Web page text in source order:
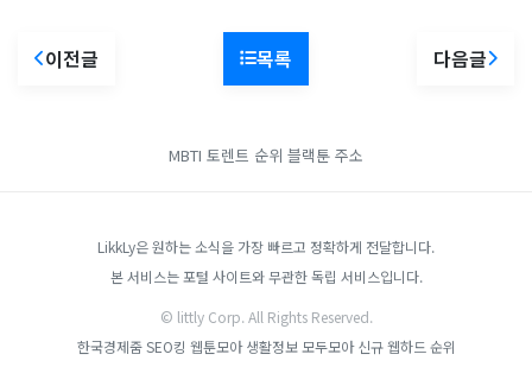
이전글 목록 다음글
MBTI 토렌트 순위 블랙툰 주소
LikkLy은 원하는 소식을 가장 빠르고 정확하게 전달합니다.
본 서비스는 포털 사이트와 무관한 독립 서비스입니다.
© littly Corp. All Rights Reserved.
한국경제줌 SEO킹 웹툰모아 생활정보 모두모아 신규 웹하드 순위